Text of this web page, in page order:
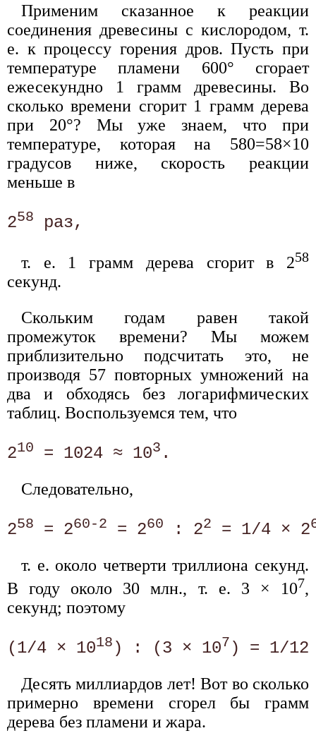
Применим сказанное к реакции
соединения древесины с кислородом, т.
е. к процессу горения дров. Пусть при
температуре пламени 600° сгорает
ежесекундно 1 грамм древесины. Во
сколько времени сгорит 1 грамм дерева
при 20°? Мы уже знаем, что при
температуре, которая на 580=58×10
градусов ниже, скорость реакции
меньше в
258
т. е. 1 грамм дерева сгорит в 258
секунд.
Скольким годам равен такой
промежуток времени? Мы можем
приблизительно подсчитать это, не
производя 57 повторных умножений на
два и обходясь без логарифмических
таблиц. Воспользуемся тем, что
210 = 1024 ≈ 103
Следовательно,
258 = 260-2 = 260 : 22 = 1/4 × 2
т. е. около четверти триллиона секунд.
В году около 30 млн., т. е. 3 × 107,
секунд; поэтому
(1/4 × 1018 ) : (3 × 107 ) = 1/
Десять миллиардов лет! Вот во сколько
примерно времени сгорел бы грамм
дерева без пламени и жара.